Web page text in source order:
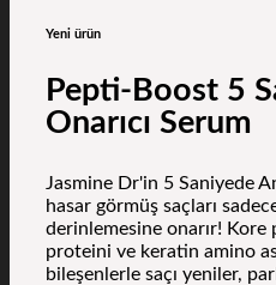
Yeni ürün
Pepti-Boost 5
Onarıcı Serum
Jasmine Dr'in 5 Saniyede
hasar görmüş saçları
derinlemesine onarır!
proteini ve keratin amino
bileşenlerle saçı yeniler,